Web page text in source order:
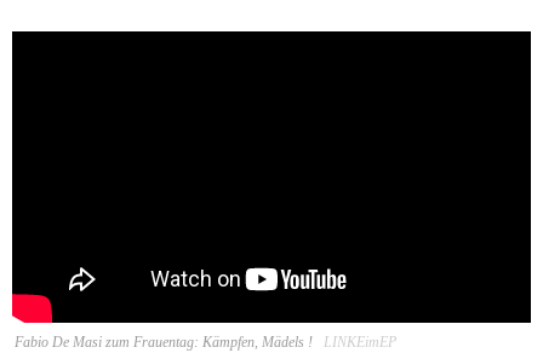
Fabio De Masi zum Frauentag: Kämpfen, Mädels ! LINKEimEP